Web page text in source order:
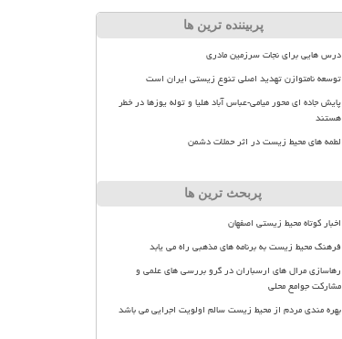
پربیننده ترین ها
درس هایی برای نجات سرزمین مادری
توسعه نامتوازن تهدید اصلی تنوع زیستی ایران است
پایش جاده ای محور میامی-عباس آباد هلیا و توله یوزها در خطر
هستند
لطمه های محیط زیست در اثر حملات دشمن
پربحث ترین ها
اخبار کوتاه محیط زیستی اصفهان
فرهنگ محیط زیست به برنامه های مذهبی راه می یابد
رهاسازی مرال های ارسباران در گرو بررسی های علمی و
مشارکت جوامع محلی
بهره مندی مردم از محیط زیست سالم اولویت اجرایی می باشد